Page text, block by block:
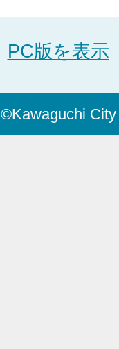
PC版を表示
©Kawaguchi City